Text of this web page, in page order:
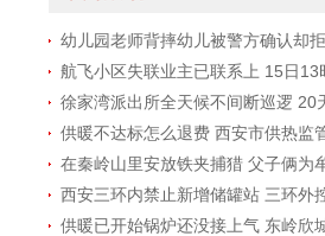
幼儿园老师背摔幼儿被警方确认却
长告幼儿园
航飞小区失联业主已联系上 15日13
暖徐家湾派出所全天候不间断巡逻 20
名嫌疑人
供暖不达标怎么退费 西安市供热监
定实施细则
在秦岭山里安放铁夹捕猎 父子俩为
查获
西安三环内禁止新增储罐站 三环外
罐站
供暖已开始锅炉还没接上气 东岭欣